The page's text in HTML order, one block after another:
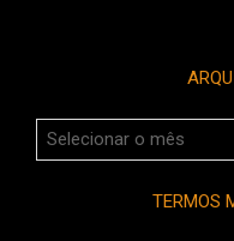
Arquivos
do
TERMOS